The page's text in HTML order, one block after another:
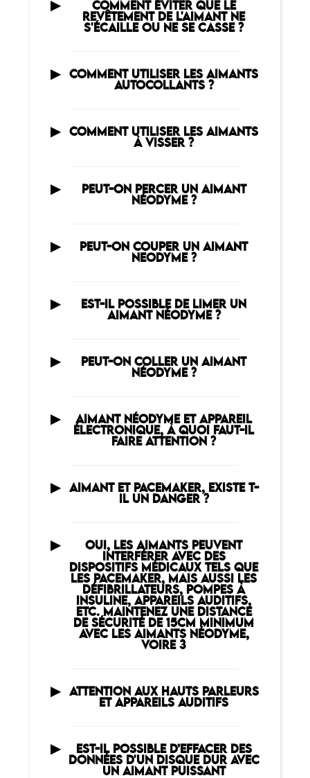
COMMENT ÉVITER QUE LE
REVÊTEMENT DE L'AIMANT NE
S'ÉCAILLE OU NE SE CASSE ?
COMMENT UTILISER LES AIMANTS
AUTOCOLLANTS ?
COMMENT UTILISER LES AIMANTS
À VISSER ?
PEUT-ON PERCER UN AIMANT
NÉODYME ?
PEUT-ON COUPER UN AIMANT
NEODYME ?
EST-IL POSSIBLE DE LIMER UN
AIMANT NÉODYME ?
PEUT-ON COLLER UN AIMANT
NÉODYME ?
AIMANT NÉODYME ET APPAREIL
ÉLECTRONIQUE, À QUOI FAUT-IL
FAIRE ATTENTION ?
AIMANT ET PACEMAKER, EXISTE T-
IL UN DANGER ?
OUI, LES AIMANTS PEUVENT
INTERFÉRER AVEC DES
DISPOSITIFS MÉDICAUX TELS QUE
LES PACEMAKER, MAIS AUSSI LES
DÉFIBRILLATEURS, POMPES À
INSULINE, APPAREILS AUDITIFS,
ETC. MAINTENEZ UNE DISTANCE
DE SÉCURITÉ DE 15CM MINIMUM
AVEC LES AIMANTS NÉODYME,
VOIRE 3
ATTENTION AUX HAUTS PARLEURS
ET APPAREILS AUDITIFS
EST-IL POSSIBLE D’EFFACER DES
DONNÉES D'UN DISQUE DUR AVEC
UN AIMANT PUISSANT